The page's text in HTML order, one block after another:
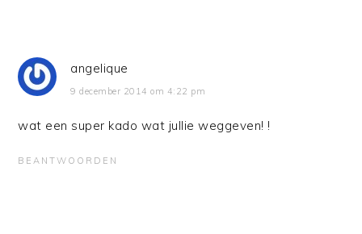
angelique
9 december 2014 om 4:22 pm
wat een super kado wat jullie weggeven! !
BEANTWOORDEN